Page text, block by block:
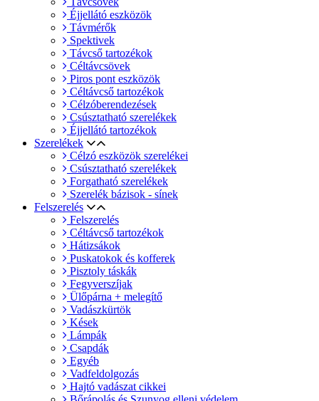
Éjjellátó eszközök
Távmérők
Spektivek
Távcső tartozékok
Céltávcsövek
Piros pont eszközök
Céltávcső tartozékok
Célzóberendezések
Csúsztatható szerelékek
Éjjellátó tartozékok
Szerelékek
Célzó eszközök szerelékei
Csúsztatható szerelékek
Forgatható szerelékek
Szerelék bázisok - sínek
Felszerelés
Felszerelés
Céltávcső tartozékok
Hátizsákok
Puskatokok és kofferek
Pisztoly táskák
Fegyverszíjak
Ülőpárna + melegítő
Vadászkürtök
Kések
Lámpák
Csapdák
Egyéb
Vadfeldolgozás
Hajtó vadászat cikkei